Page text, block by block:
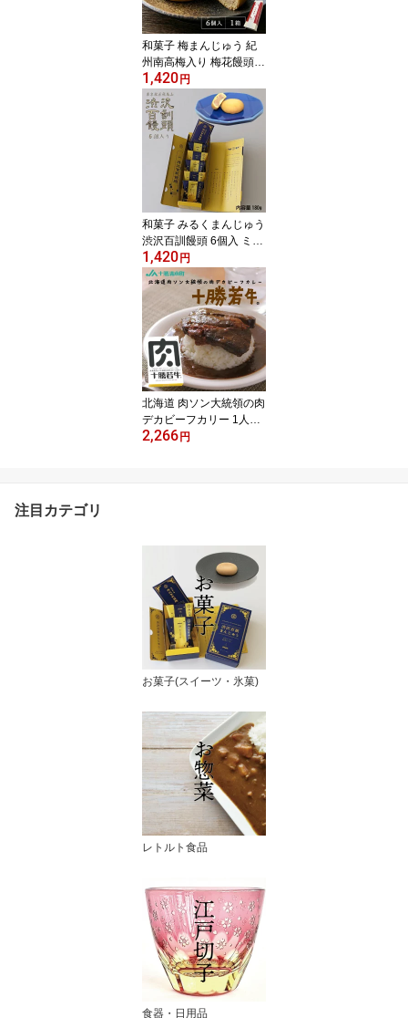
和菓子 梅まんじゅう 紀
州南高梅入り 梅花饅頭 6
個入 梅まんじゅう お饅
頭 おまんじゅう お取り
寄せ プチギフト バレン
タインプチギフト プレゼ
ント 贈り物 おみやげ 手
土産 スイーツ 帰省 東京
土産 みやげ お供え 美味
しい お菓子 白あん まん
じゅう 饅頭
1,420円
和菓子 みるくまんじゅう
渋沢百訓饅頭 6個入 ミル
クまんじゅう お饅頭 お
まんじゅう お取り寄せ
プチギフト バレンタイン
プチギフト プレゼント
贈り物 おみやげ 手土産
スイーツ 帰省 東京土産
東京みやげ お供え 渋沢
栄一 美味しい お菓子 白
あん まんじゅう 饅頭 ミ
ルク
1,420円
北海道 肉ソン大統領の肉
デカビーフカリー 1人前
レトルトカレー 牛肉 ご
2,266円
注目カテゴリ
お菓子(スイーツ・氷菓)
レトルト食品
食器・日用品